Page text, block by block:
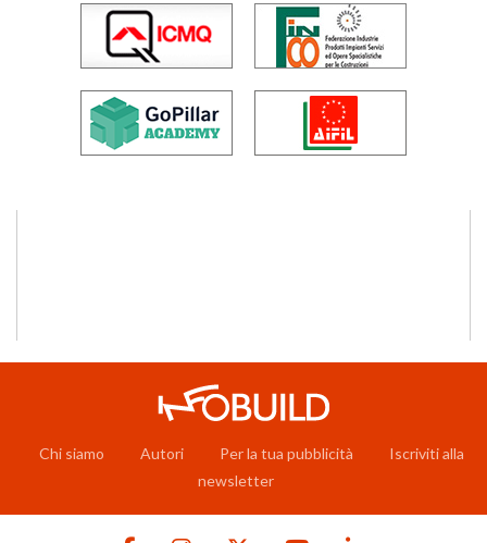
Chi siamo Autori Per la tua pubblicità
Iscriviti alla
newsletter